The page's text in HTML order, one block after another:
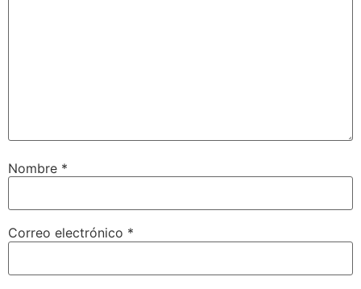
Nombre *
Correo electrónico *